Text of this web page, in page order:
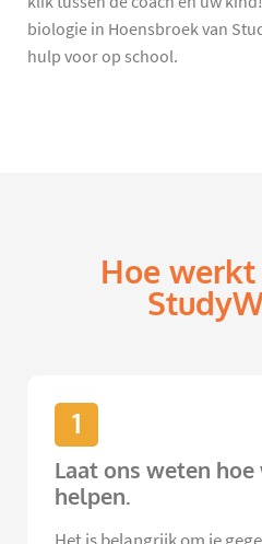
biologie in Hoensbroek van
hulp voor op school.
Hoe
1
Laat ons weten hoe
helpen.